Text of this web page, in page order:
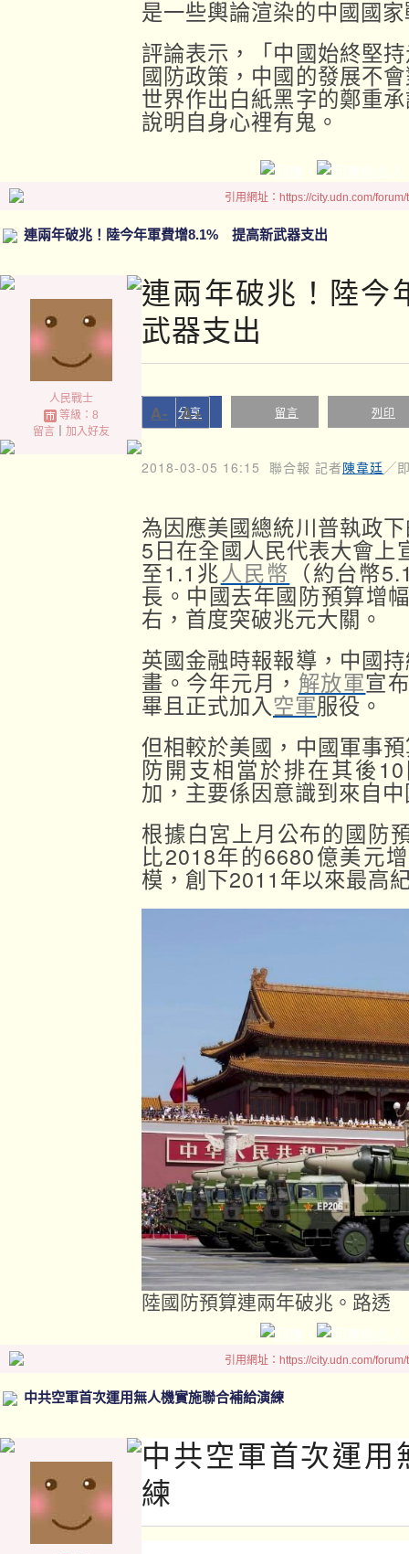
是一些輿論渲染的中國國
評論表示，「中國始終堅
國防政策，中國的發展不
世界作出白紙黑字的鄭重
說明自身心裡有鬼。
引用網址：https://city.udn.com/
連兩年破兆！陸今年軍費增8.1% 提高新武器支出
人民戰士
等級：8
留言｜ 加入好友
連兩年破兆！陸
武器支出
分享 留言 列印
A- A+
2018-03-05 16:15 聯合報 記者陳韋廷╱
為因應美國總統川普執政
5日在全國人民代表大會
至1.1兆人民幣 （約台幣
長。中國去年國防預算增
右，首度突破兆元大關。
英國金融時報報導，中國
畫。今年元月， 解放軍宣
畢且正式加入空軍服役。
但相較於美國，中國軍事
防開支相當於排在其後
加，主要係因意識到來自
根據白宮上月公布的國防
比2018年的6680億美元
模，創下2011年以來最高
陸國防預算連兩年破兆。路透
引用網址：https://city.udn.com/
中共空軍首次運用無人機實施聯合補給演練
中共空軍首次運
練